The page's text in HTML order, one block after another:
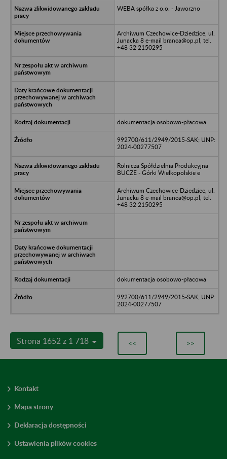
WEBA spółka z o.o. - Jaworzno
Archiwum Czechowice-Dziedzice, ul.
Junacka 8 e-mail branca@op.pl, tel.
+48 32 2150295
dokumentacja osobowo-płacowa
992700/611/2949/2015-SAK; UNP:
2024-00277507
Rolnicza Spółdzielnia Produkcyjna
BUCZE - Górki Wielkopolskie e
Archiwum Czechowice-Dziedzice, ul.
Junacka 8 e-mail branca@op.pl, tel.
+48 32 2150295
dokumentacja osobowo-płacowa
992700/611/2949/2015-SAK; UNP:
2024-00277507
Strona 1652 z 1 718 << >>
Kontakt
Mapa strony
Deklaracja dostępności
Ustawienia plików cookies